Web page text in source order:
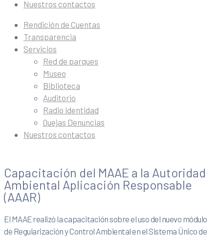
Nuestros contactos
Rendición de Cuentas
Transparencia
Servicios
Red de parques
Museo
Biblioteca
Auditorio
Radio identidad
Quejas Denuncias
Nuestros contactos
Capacitación del MAAE a la Autoridad
Ambiental Aplicación Responsable
(AAAR)
El MAAE realizó la capacitación sobre el uso del nuevo módulo
de Regularización y Control Ambiental en el Sistema Único de